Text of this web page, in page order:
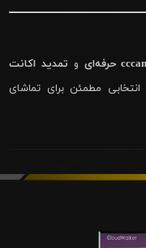
و تمدید اکانت
مطمئن برای تماشای